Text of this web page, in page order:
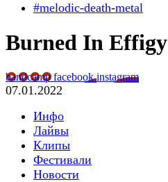
#melodic-death-metal
Burned In Effigy
bandcampfacebookinstagram
07.01.2022
Инфо
Лайвы
Клипы
Фестивали
Новости